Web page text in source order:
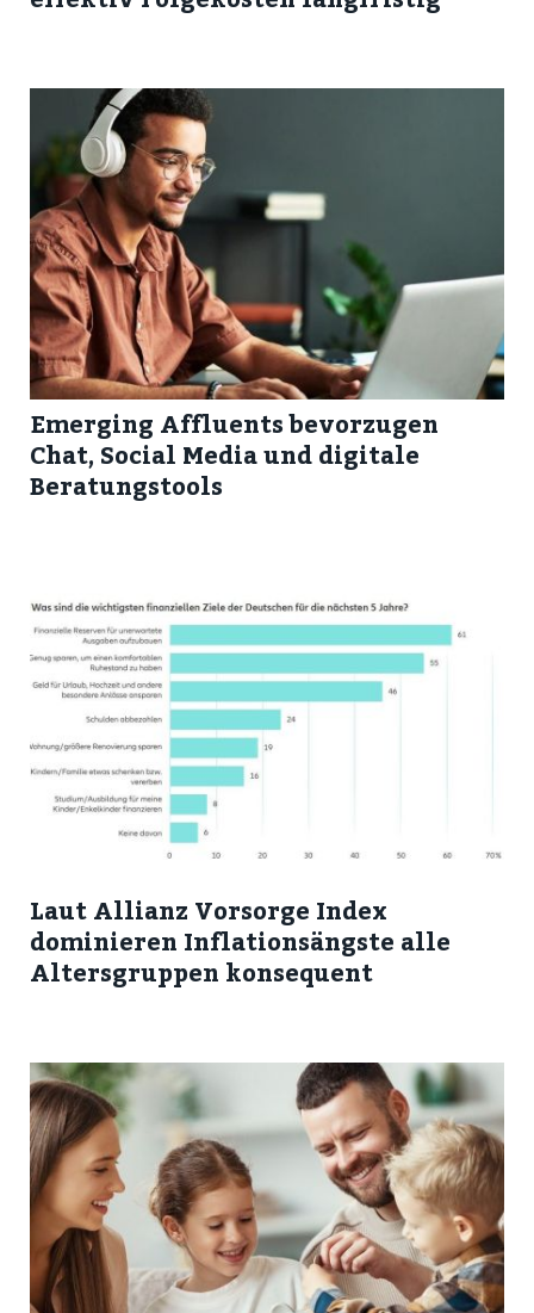
Emerging Affluents bevorzugen
Chat, Social Media und digitale
Beratungstools
Laut Allianz Vorsorge Index
dominieren Inflationsängste alle
Altersgruppen konsequent